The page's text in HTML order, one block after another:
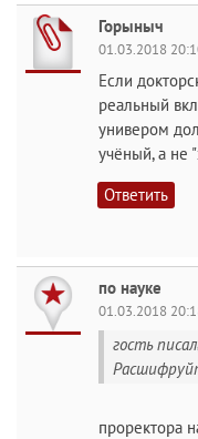
Горыныч
01.03.2018
Если
реальный
универом
учёный, а не
Ответить
по науке
01.03.2018
гость
проректора